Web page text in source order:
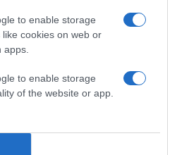
to enable storage
cookies on web or
to enable storage
of the website or app.
reggelit